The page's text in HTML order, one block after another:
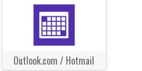
Outlook.com / Hotmail